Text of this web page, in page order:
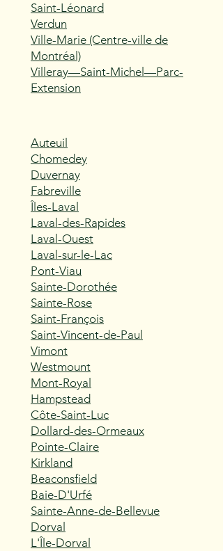
Saint-Léonard
Verdun
Ville-Marie (Centre-ville de
Montréal)
Villeray—Saint-Michel—Parc-
Extension
Auteuil
Chomedey
Duvernay
Fabreville
Îles-Laval
Laval-des-Rapides
Laval-Ouest
Laval-sur-le-Lac
Pont-Viau
Sainte-Dorothée
Sainte-Rose
Saint-François
Saint-Vincent-de-Paul
Vimont
Westmount
Mont-Royal
Hampstead
Côte-Saint-Luc
Dollard-des-Ormeaux
Pointe-Claire
Kirkland
Beaconsfield
Baie-D'Urfé
Sainte-Anne-de-Bellevue
Dorval
L'Île-Dorval